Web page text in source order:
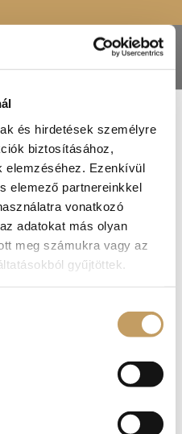
és hirdetések személyre
biztosításához,
elemzéséhez. Ezenkívül
elemező partnereinkkel
vonatkozó
adatokat más olyan
meg számukra vagy az
gyűjtöttek.